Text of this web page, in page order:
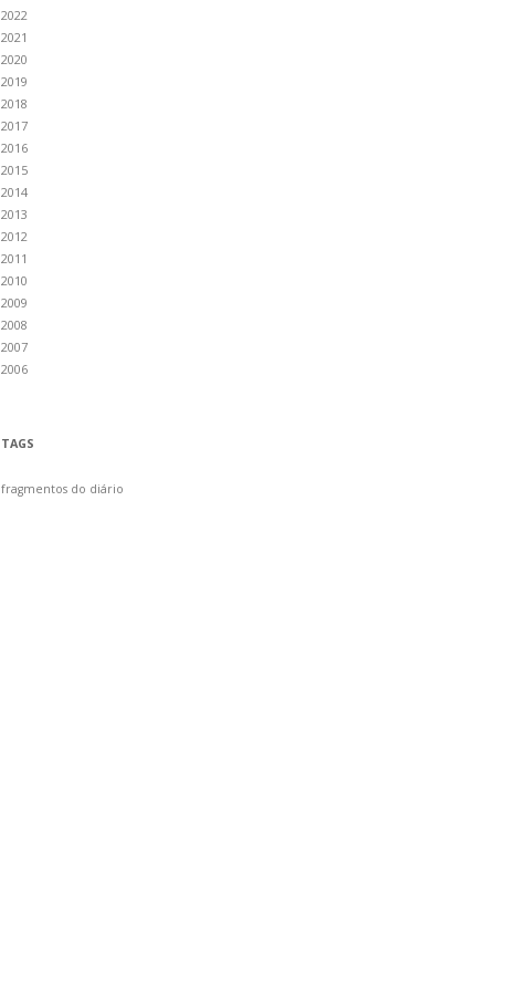
2022
2021
2020
2019
2018
2017
2016
2015
2014
2013
2012
2011
2010
2009
2008
2007
2006
TAGS
fragmentos do diário